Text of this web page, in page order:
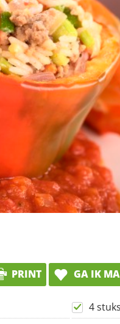
PRINT GA IK
4